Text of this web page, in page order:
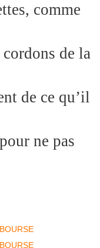
comme
de la
de ce qu’il
ne pas